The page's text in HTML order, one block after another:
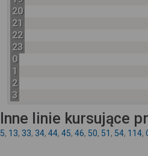
20
21
22
23
0
1
2
3
Inne linie kursujące
5, 13, 33, 34, 44, 45, 46, 50, 51 , 54, 114,